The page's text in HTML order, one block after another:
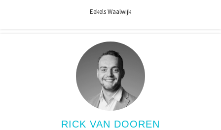
Eekels Waalwijk
RICK VAN DOOREN